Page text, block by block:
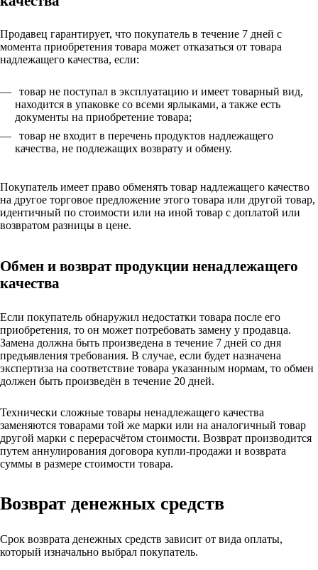
Продавец гарантирует, что покупатель в течение 7 дней с
момента приобретения товара может отказаться от товара
надлежащего качества, если:
товар не поступал в эксплуатацию и имеет товарный вид,
находится в упаковке со всеми ярлыками, а также есть
документы на приобретение товара;
товар не входит в перечень продуктов надлежащего
качества, не подлежащих возврату и обмену.
Покупатель имеет право обменять товар надлежащего качество
на другое торговое предложение этого товара или другой товар,
идентичный по стоимости или на иной товар с доплатой или
возвратом разницы в цене.
Обмен и возврат продукции ненадлежащего
качества
Если покупатель обнаружил недостатки товара после его
приобретения, то он может потребовать замену у продавца.
Замена должна быть произведена в течение 7 дней со дня
предъявления требования. В случае, если будет назначена
экспертиза на соответствие товара указанным нормам, то обмен
должен быть произведён в течение 20 дней.
Технически сложные товары ненадлежащего качества
заменяются товарами той же марки или на аналогичный товар
другой марки с перерасчётом стоимости. Возврат производится
путем аннулирования договора купли-продажи и возврата
суммы в размере стоимости товара.
Возврат денежных средств
Срок возврата денежных средств зависит от вида оплаты,
который изначально выбрал покупатель.